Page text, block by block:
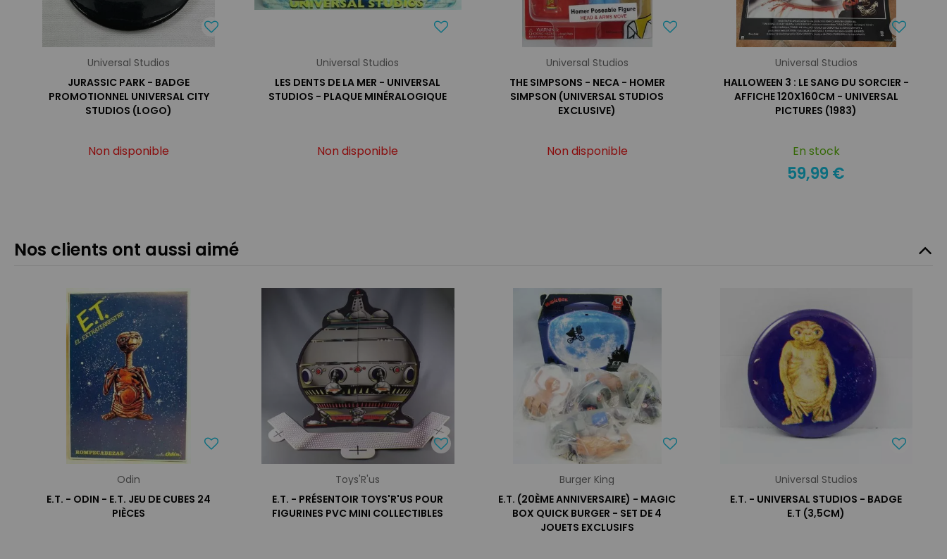
Universal Studios
JURASSIC PARK - BADGE
PROMOTIONNEL UNIVERSAL CITY
STUDIOS (LOGO)
Non disponible
Universal Studios
LES DENTS DE LA MER - UNIVERSAL
STUDIOS - PLAQUE MINÉRALOGIQUE
Non disponible
Universal Studios
THE SIMPSONS - NECA - HOMER
SIMPSON (UNIVERSAL STUDIOS
EXCLUSIVE)
Non disponible
Universal Studios
HALLOWEEN 3 : LE SANG DU SORCIER -
AFFICHE 120X160CM - UNIVERSAL
PICTURES (1983)
En stock
59,99 €
Nos clients ont aussi aimé
Odin
E.T. - ODIN - E.T. JEU DE CUBES 24
PIÈCES
Toys'R'us
E.T. - PRÉSENTOIR TOYS'R'US POUR
FIGURINES PVC MINI COLLECTIBLES
Burger King
E.T. (20ÈME ANNIVERSAIRE) - MAGIC
BOX QUICK BURGER - SET DE 4
JOUETS EXCLUSIFS
Universal Studios
E.T. - UNIVERSAL STUDIOS - BADGE
E.T (3,5CM)